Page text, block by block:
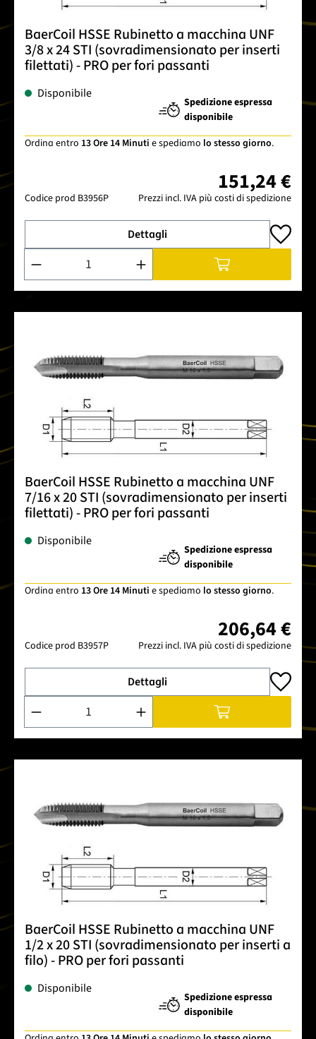
BaerCoil HSSE Rubinetto a macchina UNF
3/8 x 24 STI (sovradimensionato per inserti
filettati) - PRO per fori passanti
Disponibile
Spedizione espressa
disponibile
Ordina entro 13 Ore 14 Minuti e spediamo lo stesso giorno.
Codice prod B3956P
151,24 €
Prezzi incl. IVA più costi di spedizione
Dettagli
Quantità del prodotto: inserisci la quantità desiderata o
BaerCoil HSSE Rubinetto a macchina UNF
7/16 x 20 STI (sovradimensionato per inserti
filettati) - PRO per fori passanti
Disponibile
Spedizione espressa
disponibile
Ordina entro 13 Ore 14 Minuti e spediamo lo stesso giorno.
Codice prod B3957P
206,64 €
Prezzi incl. IVA più costi di spedizione
Dettagli
Quantità del prodotto: inserisci la quantità desiderata o
BaerCoil HSSE Rubinetto a macchina UNF
1/2 x 20 STI (sovradimensionato per inserti a
filo) - PRO per fori passanti
Disponibile
Spedizione espressa
disponibile